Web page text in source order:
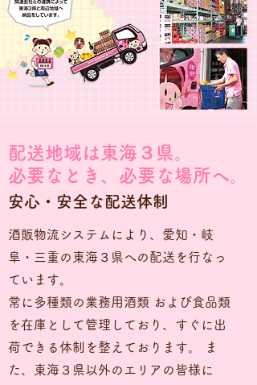
配送地域は東海３県。
必要なとき、必要な場所へ。
安心・安全な配送体制
酒販物流システムにより、愛知・岐
阜・三重の東海３県への配送を行なっ
ています。
常に多種類の業務用酒類 および食品類
を在庫として管理しており、すぐに出
荷できる体制を整えております。 ま
た、東海３県以外のエリアの皆様に